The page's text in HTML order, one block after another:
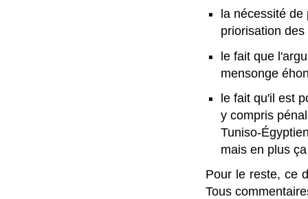
la nécessité
priorisation
le fait que
mensonge
le fait qu'il est
y compris
Tuniso-
mais en plus
Pour le reste, ce
Tous